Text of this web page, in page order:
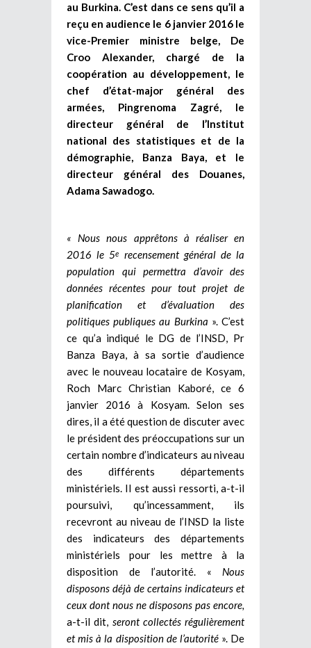
au Burkina. C’est dans ce sens qu’il a
reçu en audience le 6 janvier 2016 le
vice-Premier ministre belge, De
Croo Alexander, chargé de la
coopération au développement, le
chef d’état-major général des
armées, Pingrenoma Zagré, le
directeur général de l’Institut
national des statistiques et de la
démographie, Banza Baya, et le
directeur général des Douanes,
Adama Sawadogo.
« Nous nous apprêtons à réaliser en
2016 le 5e
recensement général de la
population qui permettra d’avoir des
données récentes pour tout projet de
planification et d’évaluation des
politiques publiques au Burkina ». C’est
ce qu’a indiqué le DG de l’INSD, Pr
Banza Baya, à sa sortie d’audience
avec le nouveau locataire de Kosyam,
Roch Marc Christian Kaboré, ce 6
janvier 2016 à Kosyam. Selon ses
dires, il a été question de discuter avec
le président des préoccupations sur un
certain nombre d’indicateurs au niveau
des différents départements
ministériels. Il est aussi ressorti, a-t-il
poursuivi, qu’incessamment, ils
recevront au niveau de l’INSD la liste
des indicateurs des départements
ministériels pour les mettre à la
disposition de l’autorité. « Nous
disposons déjà de certains indicateurs et
ceux dont nous ne disposons pas encore,
a-t-il dit, seront collectés régulièrement
et mis à la disposition de l’autorité ». De